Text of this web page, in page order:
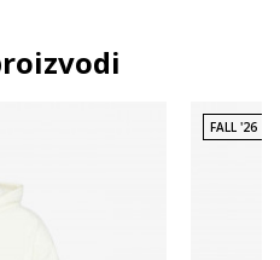
FALL '26